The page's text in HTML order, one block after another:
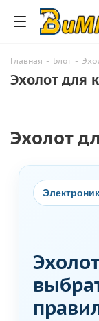
Главная - Блог -
Эхолот для
Эхолот